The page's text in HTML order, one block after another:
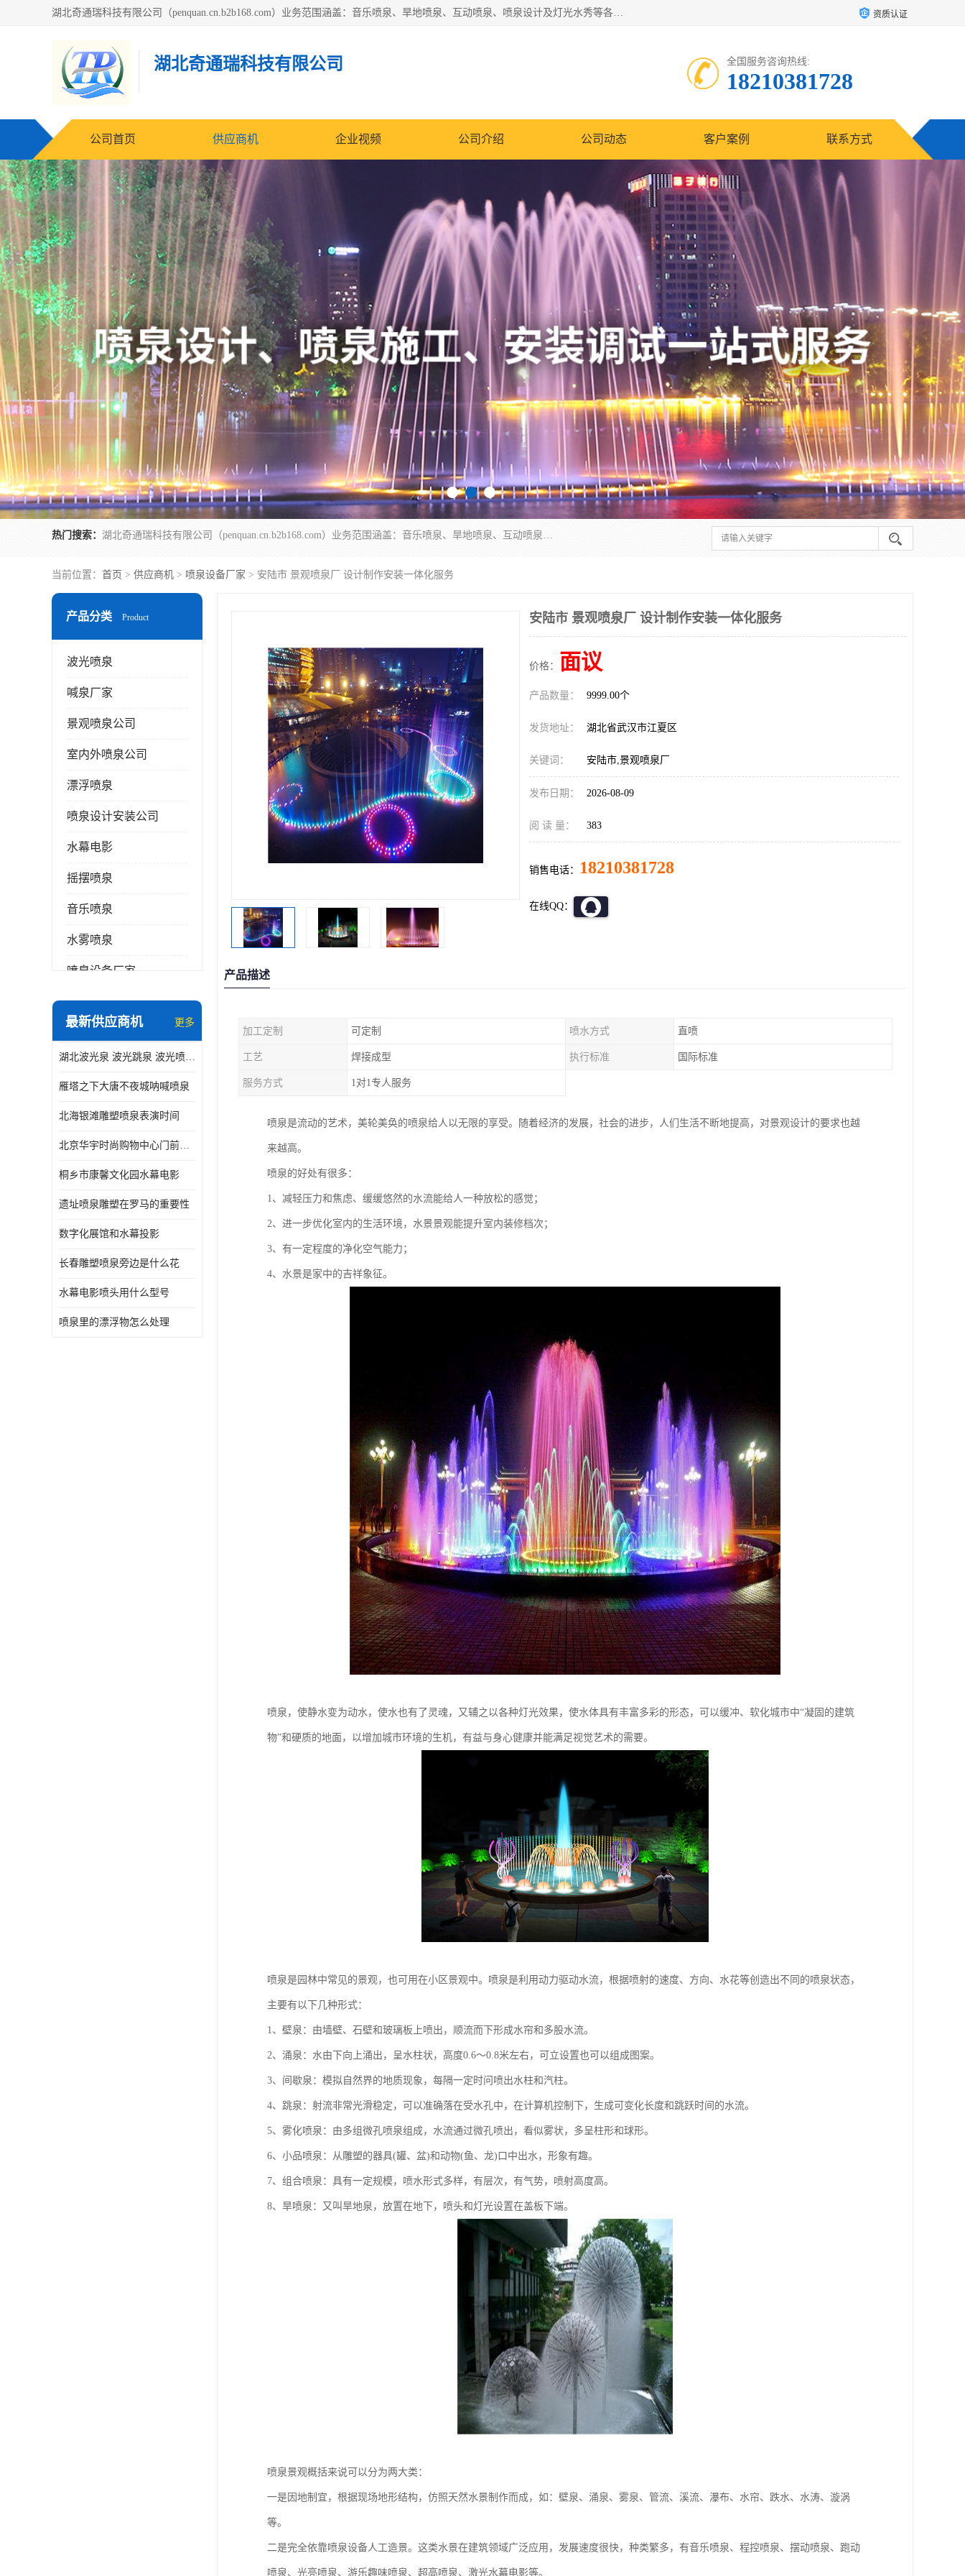
湖北奇通瑞科技有限公司（penquan.cn.b2b168.com）业务范围涵盖：音乐喷泉、旱地喷泉、互动喷泉、喷泉设计及灯光水秀等各类水景工程，广泛应用于公园、城市广场、商业综合体、旅游景区、住宅社区等领域。 资质认证
湖北奇通瑞科技有限公司 全国服务咨询热线:
18210381728
公司首页 供应商机 企业视频 公司介绍 公司动态 客户案例 联系方式
热门搜索： 湖北奇通瑞科技有限公司（penquan.cn.b2b168.com）业务范围涵盖：音乐喷泉、旱地喷泉、互动喷泉、喷泉设计及灯光水秀等各类水景工程，广泛应用于公园、城市广场、商业综合体、旅游景区、住宅社区等领域。
当前位置： 首页 > 供应商机 > 喷泉设备厂家 > 安陆市 景观喷泉厂 设计制作安装一体化服务
产品分类 Product
波光喷泉
喊泉厂家
景观喷泉公司
室内外喷泉公司
漂浮喷泉
喷泉设计安装公司
水幕电影
摇摆喷泉
音乐喷泉
水雾喷泉
喷泉设备厂家
数字水幕
珍珠泉
最新供应商机 更多
湖北波光泉 波光跳泉 波光喷泉设备厂家
雁塔之下大唐不夜城呐喊喷泉
北海银滩雕塑喷泉表演时间
北京华宇时尚购物中心门前喷泉 精度高
桐乡市康馨文化园水幕电影
遗址喷泉雕塑在罗马的重要性
数字化展馆和水幕投影
长春雕塑喷泉旁边是什么花
水幕电影喷头用什么型号
喷泉里的漂浮物怎么处理
安陆市 景观喷泉厂 设计制作安装一体化服务
价格： 面议
产品数量： 9999.00个
发货地址： 湖北省武汉市江夏区
关键词： 安陆市,景观喷泉厂
发布日期： 2026-08-09
阅 读 量： 383
销售电话： 18210381728
在线QQ：
产品描述
加工定制 可定制 喷水方式 直喷
工艺 焊接成型 执行标准 国际标准
服务方式 1对1专人服务
喷泉是流动的艺术，美轮美奂的喷泉给人以无限的享受。随着经济的发展，社会的进步，人们生活不断地提高，对景观设计的要求也越
来越高。
喷泉的好处有很多：
1、减轻压力和焦虑、缓缓悠然的水流能给人一种放松的感觉；
2、进一步优化室内的生活环境，水景景观能提升室内装修档次；
3、有一定程度的净化空气能力；
4、水景是家中的吉祥象征。
喷泉，使静水变为动水，使水也有了灵魂，又辅之以各种灯光效果，使水体具有丰富多彩的形态，可以缓冲、软化城市中“凝固的建筑
物”和硬质的地面，以增加城市环境的生机，有益与身心健康并能满足视觉艺术的需要。
喷泉是园林中常见的景观，也可用在小区景观中。喷泉是利用动力驱动水流，根据喷射的速度、方向、水花等创造出不同的喷泉状态，
主要有以下几种形式：
1、壁泉：由墙壁、石壁和玻璃板上喷出，顺流而下形成水帘和多股水流。
2、涌泉：水由下向上涌出，呈水柱状，高度0.6～0.8米左右，可立设置也可以组成图案。
3、间歇泉：模拟自然界的地质现象，每隔一定时问喷出水柱和汽柱。
4、跳泉：射流非常光滑稳定，可以准确落在受水孔中，在计算机控制下，生成可变化长度和跳跃时间的水流。
5、雾化喷泉：由多组微孔喷泉组成，水流通过微孔喷出，看似雾状，多呈柱形和球形。
6、小品喷泉：从雕塑的器具(罐、盆)和动物(鱼、龙)口中出水，形象有趣。
7、组合喷泉：具有一定规模，喷水形式多样，有层次，有气势，喷射高度高。
8、旱喷泉：又叫旱地泉，放置在地下，喷头和灯光设置在盖板下端。
喷泉景观概括来说可以分为两大类：
一是因地制宜，根据现场地形结构，仿照天然水景制作而成，如：壁泉、涌泉、雾泉、管流、溪流、瀑布、水帘、跌水、水涛、漩涡
等。
二是完全依靠喷泉设备人工造景。这类水景在建筑领域广泛应用，发展速度很快，种类繁多，有音乐喷泉、程控喷泉、摆动喷泉、跑动
喷泉、光亮喷泉、游乐趣味喷泉、超高喷泉、激光水幕电影等。